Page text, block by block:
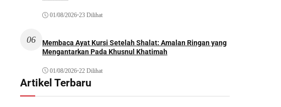
01/08/2026•23 Dilihat
06
Membaca Ayat Kursi Setelah Shalat: Amalan Ringan yang
Mengantarkan Pada Khusnul Khatimah
01/08/2026•22 Dilihat
Artikel Terbaru